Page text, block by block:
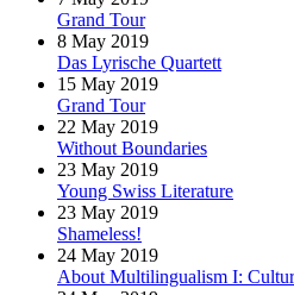
Grand Tour
8 May 2019
Das Lyrische Quartett
15 May 2019
Grand Tour
22 May 2019
Without Boundaries
23 May 2019
Young Swiss Literature
23 May 2019
Shameless!
24 May 2019
About Multilingualism I: